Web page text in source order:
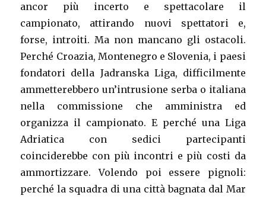
ancor più incerto e spettacolare il
campionato, attirando nuovi spettatori e,
forse, introiti. Ma non mancano gli ostacoli.
Perché Croazia, Montenegro e Slovenia, i paesi
fondatori della Jadranska Liga, difficilmente
ammetterebbero un’intrusione serba o italiana
nella commissione che amministra ed
organizza il campionato. E perché una Liga
Adriatica con sedici partecipanti
coinciderebbe con più incontri e più costi da
ammortizzare. Volendo poi essere pignoli:
perché la squadra di una città bagnata dal Mar